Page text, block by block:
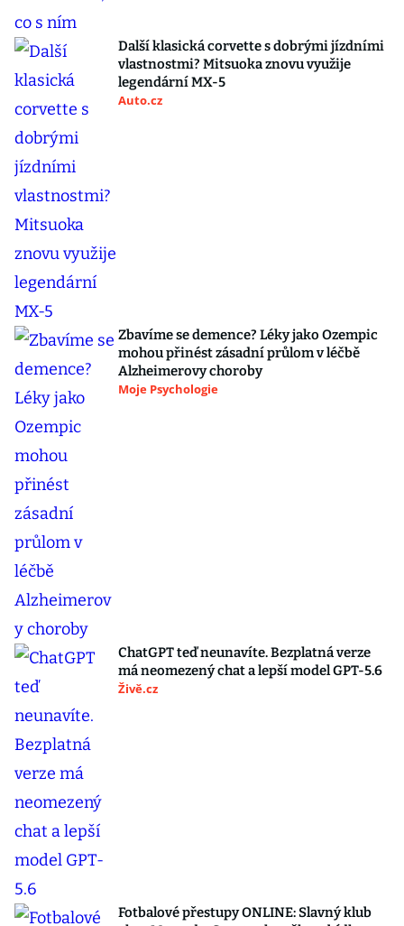
Další klasická corvette s dobrými jízdními
vlastnostmi? Mitsuoka znovu využije
legendární MX-5
Auto.cz
Zbavíme se demence? Léky jako Ozempic
mohou přinést zásadní průlom v léčbě
Alzheimerovy choroby
Moje Psychologie
ChatGPT teď neunavíte. Bezplatná verze
má neomezený chat a lepší model GPT-5.6
Živě.cz
Fotbalové přestupy ONLINE: Slavný klub